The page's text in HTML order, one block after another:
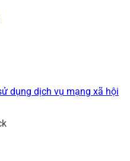
dụng dịch vụ mạng xã hội